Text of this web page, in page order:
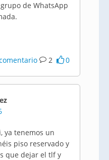
de WhatsApp
2 0
ya tenemos un
piso reservado y
que dejar el tlf y